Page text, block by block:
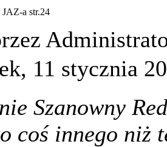
a str.24
11 stycznia
Szanowny
coś innego niż